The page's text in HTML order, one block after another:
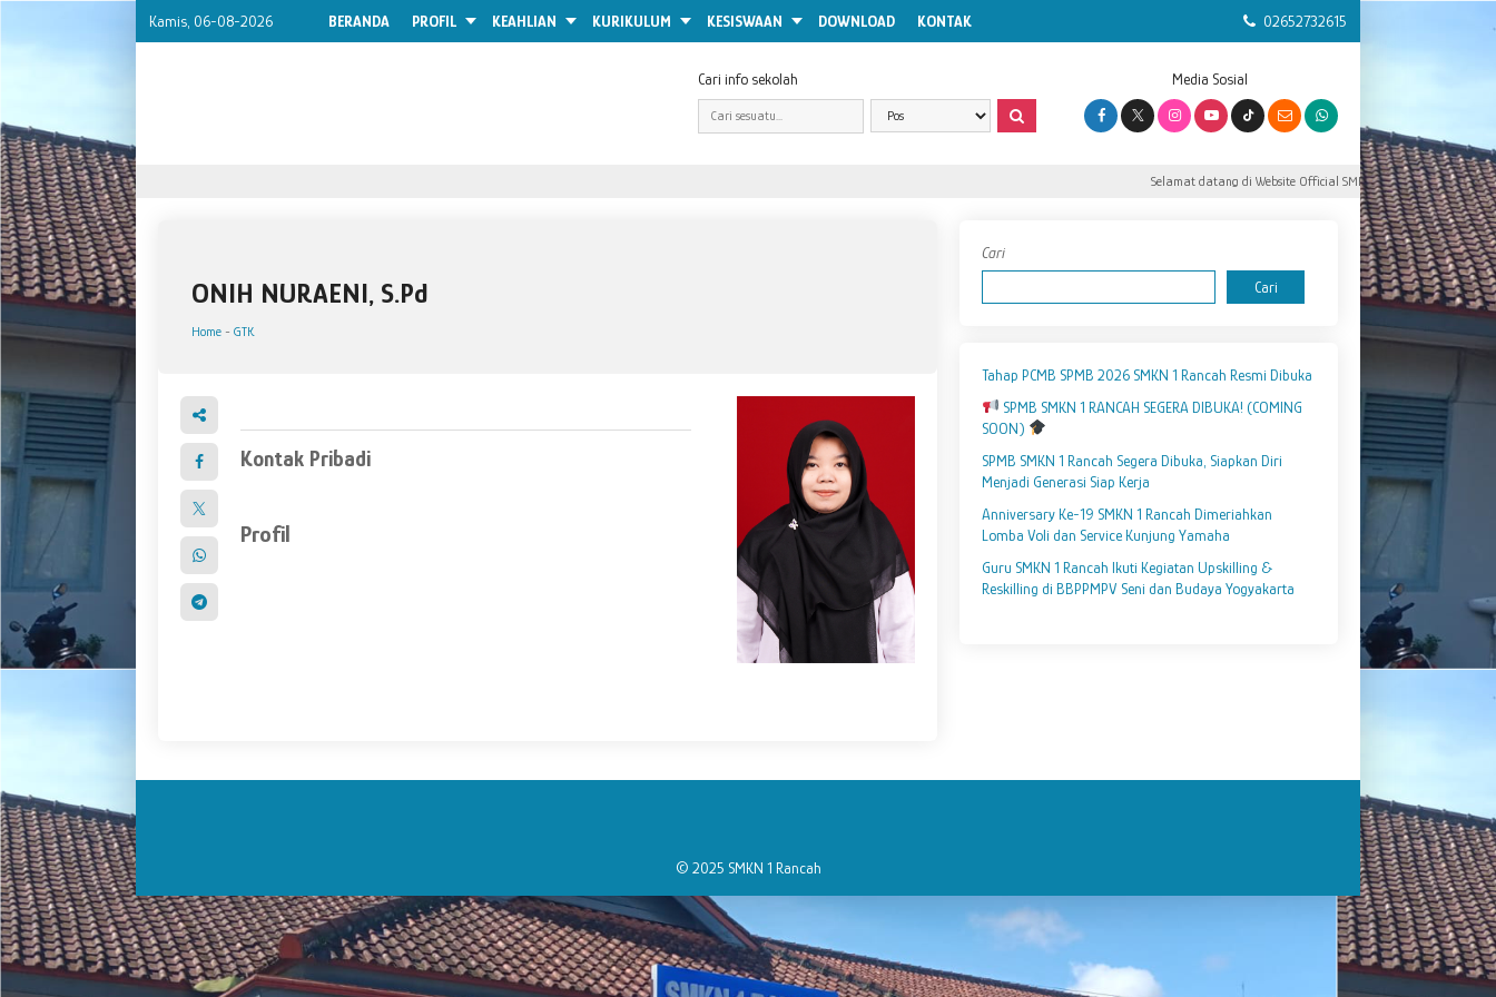
Kamis, 06-08-2026 BERANDA PROFIL KEAHLIAN KURIKULUM KESISWAAN DOWNLOAD KONTAK 02652732615
Cari info sekolah Media Sosial
Selamat datang di Website Official SMK Negeri 1 Rancah.
ONIH NURAENI, S.Pd
Home - GTK
Kontak Pribadi
Profil
Cari
Cari
Tahap PCMB SPMB 2026 SMKN 1 Rancah Resmi Dibuka
SPMB SMKN 1 RANCAH SEGERA DIBUKA! (COMING
SOON)
SPMB SMKN 1 Rancah Segera Dibuka, Siapkan Diri
Menjadi Generasi Siap Kerja
Anniversary Ke-19 SMKN 1 Rancah Dimeriahkan
Lomba Voli dan Service Kunjung Yamaha
Guru SMKN 1 Rancah Ikuti Kegiatan Upskilling &
Reskilling di BBPPMPV Seni dan Budaya Yogyakarta
© 2025 SMKN 1 Rancah